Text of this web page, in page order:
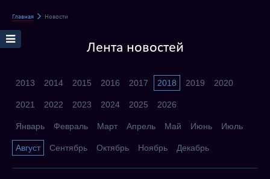
Главная Новости
Лента новостей
2013 2014 2015 2016 2017 2018 2019 2020
2021 2022 2023 2024 2025 2026
Январь Февраль Март Апрель Май Июнь Июль
Август Сентябрь Октябрь Ноябрь Декабрь